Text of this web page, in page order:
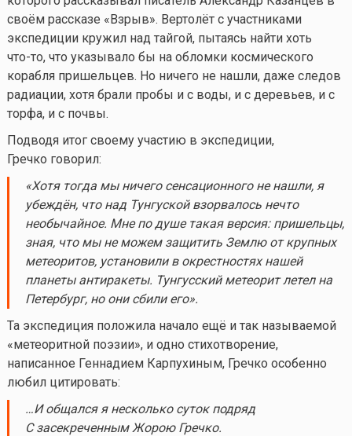
своём рассказе «Взрыв». Вертолёт с участниками
экспедиции кружил над тайгой, пытаясь найти хоть
что-то, что указывало бы на обломки космического
корабля пришельцев. Но ничего не нашли, даже следов
радиации, хотя брали пробы и с воды, и с деревьев, и с
торфа, и с почвы.
Подводя итог своему участию в экспедиции,
Гречко говорил:
«Хотя тогда мы ничего сенсационного не нашли, я
убеждён, что над Тунгуской взорвалось нечто
необычайное. Мне по душе такая версия: пришельцы,
зная, что мы не можем защитить Землю от крупных
метеоритов, установили в окрестностях нашей
планеты антиракеты. Тунгусский метеорит летел на
Петербург, но они сбили его».
Та экспедиция положила начало ещё и так называемой
«метеоритной поэзии», и одно стихотворение,
написанное Геннадием Карпухиным, Гречко особенно
любил цитировать:
…И общался я несколько суток подряд
С засекреченным Жорою Гречко.